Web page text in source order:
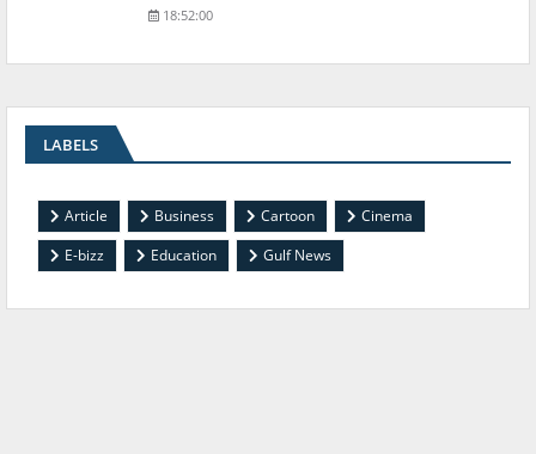
18:52:00
LABELS
Article Business Cartoon
Cinema
E-bizz
Education Gulf News